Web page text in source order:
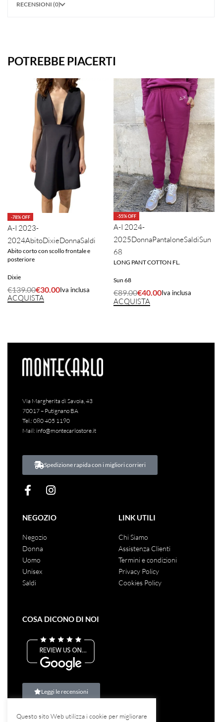
RECENSIONI (0)
POTREBBE PIACERTI
-78% OFF
A-I 2023-
2024AbitoDixieDonnaSaldi
Abito corto con scollo frontale e
posteriore
Dixie
€139.00€30.00Iva inclusa
ACQUISTA
-55% OFF
A-I 2024-
2025DonnaPantaloneSaldiSun
68
LONG PANT COTTON FL.
Sun 68
€89.00€40.00Iva inclusa
ACQUISTA
Via Margherita di Savoia, 43
70017 – Putignano BA
Tel.: 080 405 1190
Mail: info@montecarlostore.it
Spedizione rapida con i migliori corrieri
NEGOZIO
Negozio
Donna
Uomo
Unisex
Saldi
LINK UTILI
Chi Siamo
Assistenza Clienti
Termini e condizioni
Privacy Policy
Cookies Policy
COSA DICONO DI NOI
Leggi le recensioni
Questo sito Web utilizza i cookie per migliorare